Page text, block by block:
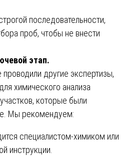
последовательности,
проб, чтобы не внести
этап.
другие экспертизы,
химического анализа
которые были
Мы рекомендуем:
специалистом-химиком или
инструкции.